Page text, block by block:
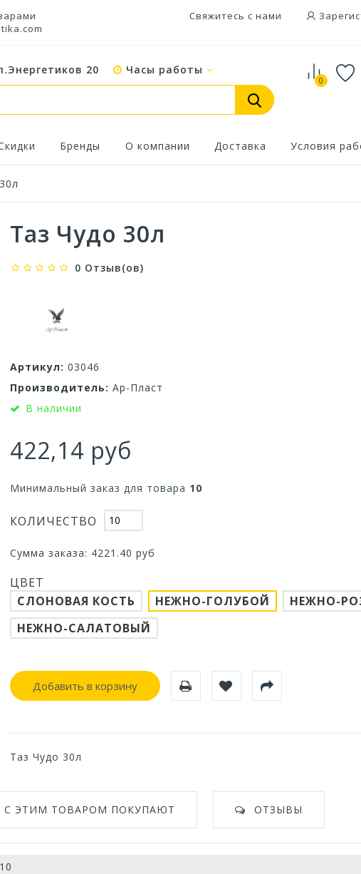
Свяжитесь с нами
0
20 Часы работы
Бренды О компании Доставка Условия
Таз Чудо 30л
0 Отзыв(ов)
Артикул: 03046
Производитель: Ар-Пласт
В наличии
422,14 руб
Минимальный заказ для товара 10
КОЛИЧЕСТВО
Сумма заказа: 4221.40 руб
ЦВЕТ
СЛОНОВАЯ КОСТЬ
НЕЖНО-ГОЛУБОЙ
НЕЖНО-
НЕЖНО-САЛАТОВЫЙ
Добавить в корзину
Таз Чудо 30л
С ЭТИМ ТОВАРОМ ПОКУПАЮТ ОТЗЫВЫ
10